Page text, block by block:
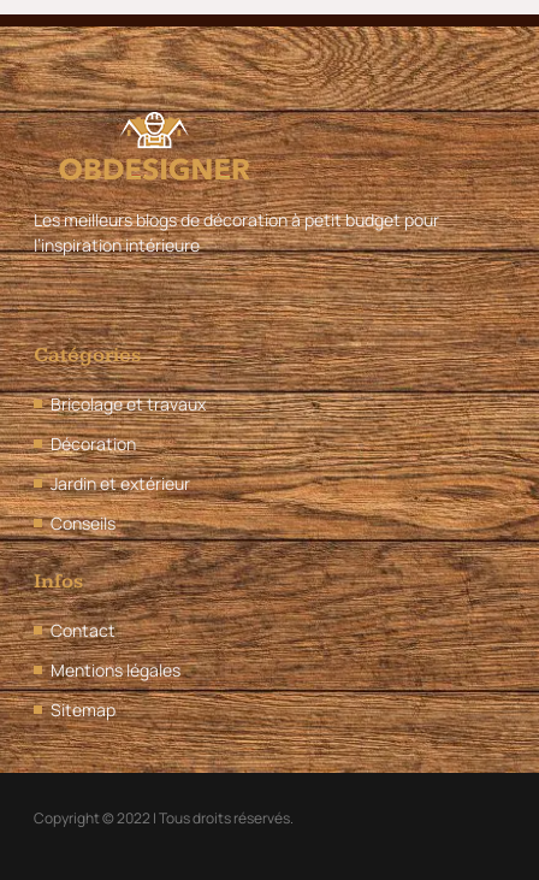
Les meilleurs blogs de décoration à petit budget pour
l’inspiration intérieure
Catégories
Bricolage et travaux
Décoration
Jardin et extérieur
Conseils
Infos
Contact
Mentions légales
Sitemap
Copyright © 2022 | Tous droits réservés.